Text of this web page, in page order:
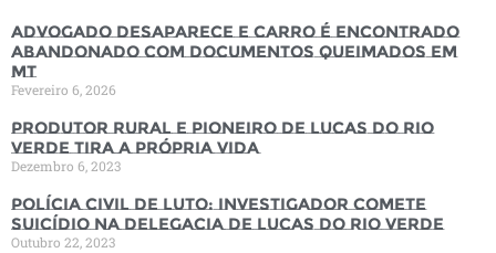
Advogado desaparece e carro é encontrado
abandonado com documentos queimados em
MT
Fevereiro 6, 2026
Produtor rural e pioneiro de Lucas do Rio
Verde tira a própria vida
Dezembro 6, 2023
Polícia Civil de luto: Investigador comete
suicídio na Delegacia de Lucas do Rio Verde
Outubro 22, 2023